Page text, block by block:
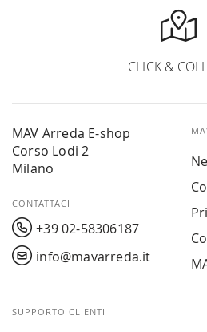
CLICK &
MAV Arreda E-shop
Corso Lodi 2
Milano
CONTATTACI
+39 02-58306187
info@mavarreda.it
SUPPORTO CLIENTI